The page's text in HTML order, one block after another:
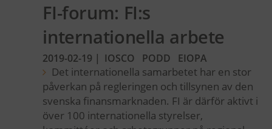
FI-forum: FI:s
internationella arbete
2019-02-19 | IOSCO PODD EIOPA
Det internationella samarbetet har en stor
påverkan på regleringen och tillsynen av den
svenska finansmarknaden. FI är därför aktivt i
över 100 internationella styrelser,